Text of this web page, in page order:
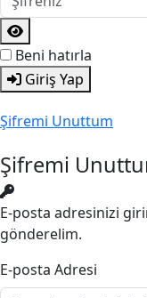
Beni hatırla
Giriş Yap
Şifremi Unuttum
Şifremi
E-posta adresinizi
gönderelim.
E-posta Adresi